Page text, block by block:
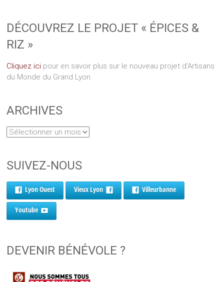
DÉCOUVREZ LE PROJET « ÉPICES &
RIZ »
Cliquez ici pour en savoir plus sur le nouveau projet d'Artisans
du Monde du Grand Lyon.
ARCHIVES
SUIVEZ-NOUS
Lyon Ouest Vieux Lyon Villeurbanne
Youtube
DEVENIR BÉNÉVOLE ?